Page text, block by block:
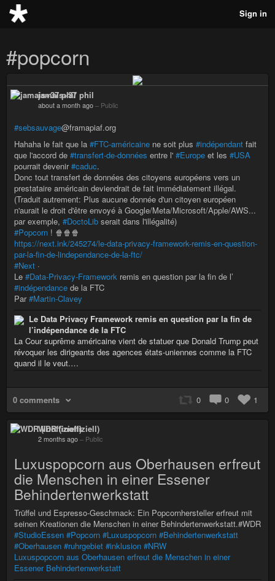
Sign in
#popcorn
jamais+37 phil
about a month ago – Public
#sebsauvage@framapiaf.org
Hahaha le fait que la #FTC-américaine ne soit plus #indépendant fait
que l'accord de #transfert-de-données entre l' #Europe et les #USA
pourrait devenir#caduc.
Donc tout transfert de données des citoyens européens vers un
prestataire américain deviendrait de fait immédiatement illégal.
(Traduit autrement: Plus aucune donnée d'un citoyen européen
n'aurait le droit d'être envoyé à Google/Meta/Microsoft/Apple/AWS...
par exemple, #DoctoLib serait dans l'illégalité)
#Popcorn ! 🍿🍿🍿
https://next.ink/245274/le-data-privacy-framework-remis-en-question-
par-la-fin-de-lindependance-de-la-ftc/
#Next ·
Le #Data-Privacy-Framework remis en question par la fin de l’
#indépendance de la FTC
Par#Martin-Clavey
Le Data Privacy Framework remis en question par la fin de
l’indépendance de la FTC
La Cour suprême américaine vient de statuer que Donald Trump peut
révoquer les dirigeants des agences états-uniennes comme la FTC
quand il le veut.…
0 comments 0 0 1
WDR (inoffiziell)
2 months ago – Public
Luxuspopcorn aus Oberhausen erfreut
die Menschen in einer Essener
Behindertenwerkstatt
Trüffel und Espresso-Geschmack: Ein Popcornhersteller erfreut mit
seinen Kreationen die Menschen in einer Behindertenwerkstatt.#WDR
#StudioEssen #Popcorn #Luxuspopcorn #Behindertenwerkstatt
#Oberhausen #ruhrgebiet #inklusion #NRW
Luxuspopcorn aus Oberhausen erfreut die Menschen in einer
Essener Behindertenwerkstatt